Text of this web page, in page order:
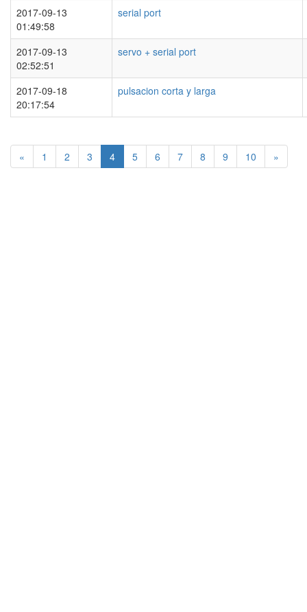
2017-09-13
01:49:58
serial port
2017-09-13
02:52:51
servo + serial port
2017-09-18
20:17:54
pulsacion corta y larga
« 1 2 3 4 5 6 7 8 9 10 »